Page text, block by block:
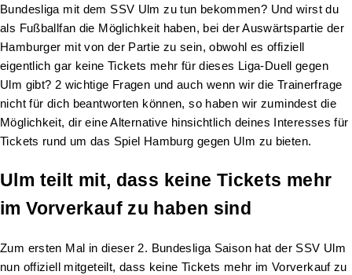
Bundesliga mit dem SSV Ulm zu tun bekommen? Und wirst du
als Fußballfan die Möglichkeit haben, bei der Auswärtspartie der
Hamburger mit von der Partie zu sein, obwohl es offiziell
eigentlich gar keine Tickets mehr für dieses Liga-Duell gegen
Ulm gibt? 2 wichtige Fragen und auch wenn wir die Trainerfrage
nicht für dich beantworten können, so haben wir zumindest die
Möglichkeit, dir eine Alternative hinsichtlich deines Interesses für
Tickets rund um das Spiel Hamburg gegen Ulm zu bieten.
Ulm teilt mit, dass keine Tickets mehr
im Vorverkauf zu haben sind
Zum ersten Mal in dieser 2. Bundesliga Saison hat der SSV Ulm
nun offiziell mitgeteilt, dass keine Tickets mehr im Vorverkauf zu